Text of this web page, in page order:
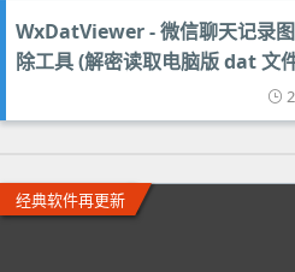
WxDatViewer - 微信聊天记录
除工具 (解密读取电脑版 dat 文
经典软件再更新